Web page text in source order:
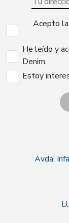
Acepto la
He leído y
Denim.
Estoy
Avda.